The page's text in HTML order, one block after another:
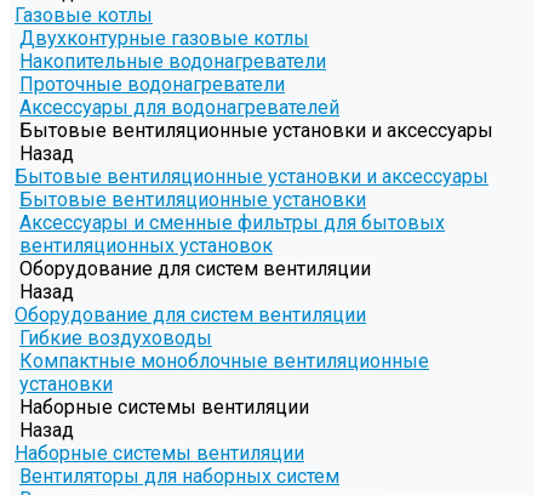
Газовые котлы
Двухконтурные газовые котлы
Накопительные водонагреватели
Проточные водонагреватели
Аксессуары для водонагревателей
Бытовые вентиляционные установки и аксессуары
Назад
Бытовые вентиляционные установки и аксессуары
Бытовые вентиляционные установки
Аксессуары и сменные фильтры для бытовых
вентиляционных установок
Оборудование для систем вентиляции
Назад
Оборудование для систем вентиляции
Гибкие воздуховоды
Компактные моноблочные вентиляционные
установки
Наборные системы вентиляции
Назад
Наборные системы вентиляции
Вентиляторы для наборных систем